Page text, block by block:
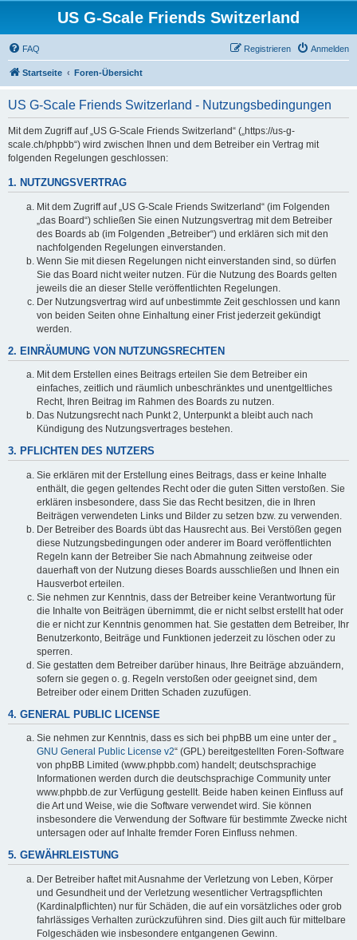
US G-Scale Friends Switzerland
FAQ Anmelden
Registrieren
Startseite Foren-Übersicht
US G-Scale Friends Switzerland - Nutzungsbedingungen
Mit dem Zugriff auf „US G-Scale Friends Switzerland“ („https://us-g-
scale.ch/phpbb“) wird zwischen Ihnen und dem Betreiber ein Vertrag mit
folgenden Regelungen geschlossen:
1. NUTZUNGSVERTRAG
Mit dem Zugriff auf „US G-Scale Friends Switzerland“ (im Folgenden
„das Board“) schließen Sie einen Nutzungsvertrag mit dem Betreiber
des Boards ab (im Folgenden „Betreiber“) und erklären sich mit den
nachfolgenden Regelungen einverstanden.
Wenn Sie mit diesen Regelungen nicht einverstanden sind, so dürfen
Sie das Board nicht weiter nutzen. Für die Nutzung des Boards gelten
jeweils die an dieser Stelle veröffentlichten Regelungen.
Der Nutzungsvertrag wird auf unbestimmte Zeit geschlossen und kann
von beiden Seiten ohne Einhaltung einer Frist jederzeit gekündigt
werden.
2. EINRÄUMUNG VON NUTZUNGSRECHTEN
Mit dem Erstellen eines Beitrags erteilen Sie dem Betreiber ein
einfaches, zeitlich und räumlich unbeschränktes und unentgeltliches
Recht, Ihren Beitrag im Rahmen des Boards zu nutzen.
Das Nutzungsrecht nach Punkt 2, Unterpunkt a bleibt auch nach
Kündigung des Nutzungsvertrages bestehen.
3. PFLICHTEN DES NUTZERS
Sie erklären mit der Erstellung eines Beitrags, dass er keine Inhalte
enthält, die gegen geltendes Recht oder die guten Sitten verstoßen. Sie
erklären insbesondere, dass Sie das Recht besitzen, die in Ihren
Beiträgen verwendeten Links und Bilder zu setzen bzw. zu verwenden.
Der Betreiber des Boards übt das Hausrecht aus. Bei Verstößen gegen
diese Nutzungsbedingungen oder anderer im Board veröffentlichten
Regeln kann der Betreiber Sie nach Abmahnung zeitweise oder
dauerhaft von der Nutzung dieses Boards ausschließen und Ihnen ein
Hausverbot erteilen.
Sie nehmen zur Kenntnis, dass der Betreiber keine Verantwortung für
die Inhalte von Beiträgen übernimmt, die er nicht selbst erstellt hat oder
die er nicht zur Kenntnis genommen hat. Sie gestatten dem Betreiber, Ihr
Benutzerkonto, Beiträge und Funktionen jederzeit zu löschen oder zu
sperren.
Sie gestatten dem Betreiber darüber hinaus, Ihre Beiträge abzuändern,
sofern sie gegen o. g. Regeln verstoßen oder geeignet sind, dem
Betreiber oder einem Dritten Schaden zuzufügen.
4. GENERAL PUBLIC LICENSE
Sie nehmen zur Kenntnis, dass es sich bei phpBB um eine unter der „
GNU General Public License v2“ (GPL) bereitgestellten Foren-Software
von phpBB Limited (www.phpbb.com) handelt; deutschsprachige
Informationen werden durch die deutschsprachige Community unter
www.phpbb.de zur Verfügung gestellt. Beide haben keinen Einfluss auf
die Art und Weise, wie die Software verwendet wird. Sie können
insbesondere die Verwendung der Software für bestimmte Zwecke nicht
untersagen oder auf Inhalte fremder Foren Einfluss nehmen.
5. GEWÄHRLEISTUNG
Der Betreiber haftet mit Ausnahme der Verletzung von Leben, Körper
und Gesundheit und der Verletzung wesentlicher Vertragspflichten
(Kardinalpflichten) nur für Schäden, die auf ein vorsätzliches oder grob
fahrlässiges Verhalten zurückzuführen sind. Dies gilt auch für mittelbare
Folgeschäden wie insbesondere entgangenen Gewinn.